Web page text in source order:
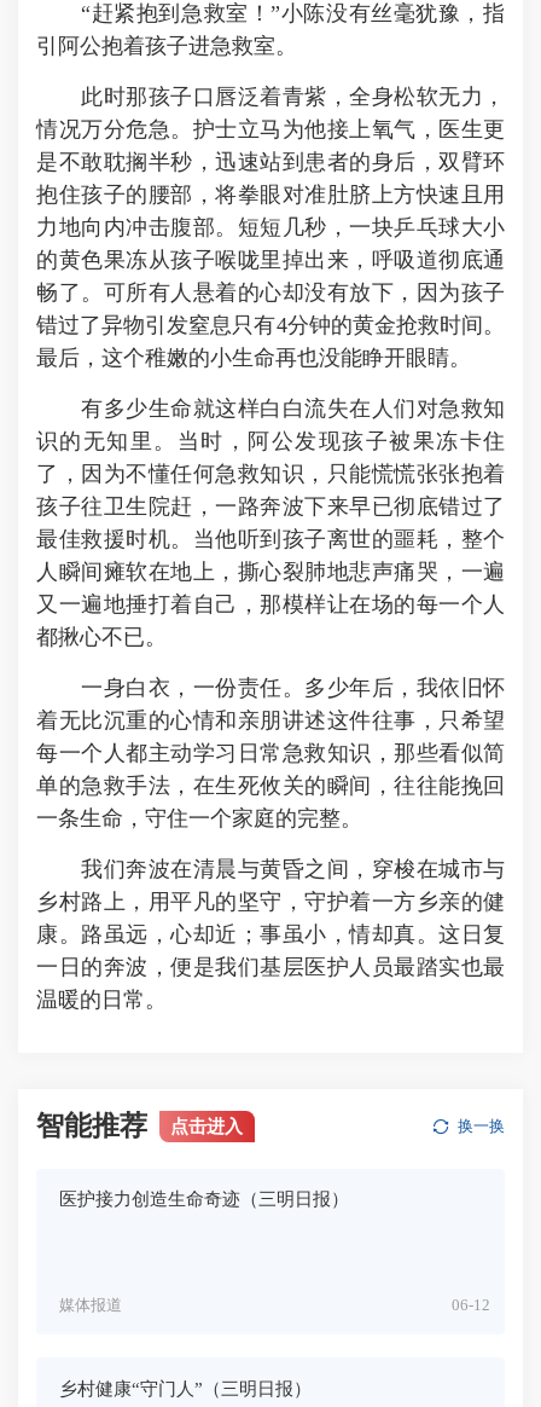
“赶紧抱到急救室！”小陈没有丝毫犹豫，指
引阿公抱着孩子进急救室。
此时那孩子口唇泛着青紫，全身松软无力，
情况万分危急。护士立马为他接上氧气，医生更
是不敢耽搁半秒，迅速站到患者的身后，双臂环
抱住孩子的腰部，将拳眼对准肚脐上方快速且用
力地向内冲击腹部。短短几秒，一块乒乓球大小
的黄色果冻从孩子喉咙里掉出来，呼吸道彻底通
畅了。可所有人悬着的心却没有放下，因为孩子
错过了异物引发窒息只有4分钟的黄金抢救时间。
最后，这个稚嫩的小生命再也没能睁开眼睛。
有多少生命就这样白白流失在人们对急救知
识的无知里。当时，阿公发现孩子被果冻卡住
了，因为不懂任何急救知识，只能慌慌张张抱着
孩子往卫生院赶，一路奔波下来早已彻底错过了
最佳救援时机。当他听到孩子离世的噩耗，整个
人瞬间瘫软在地上，撕心裂肺地悲声痛哭，一遍
又一遍地捶打着自己，那模样让在场的每一个人
都揪心不已。
一身白衣，一份责任。多少年后，我依旧怀
着无比沉重的心情和亲朋讲述这件往事，只希望
每一个人都主动学习日常急救知识，那些看似简
单的急救手法，在生死攸关的瞬间，往往能挽回
一条生命，守住一个家庭的完整。
我们奔波在清晨与黄昏之间，穿梭在城市与
乡村路上，用平凡的坚守，守护着一方乡亲的健
康。路虽远，心却近；事虽小，情却真。这日复
一日的奔波，便是我们基层医护人员最踏实也最
温暖的日常。
智能推荐 点击进入 换一换
医护接力创造生命奇迹（三明日报）
06-12
媒体报道
乡村健康“守门人”（三明日报）